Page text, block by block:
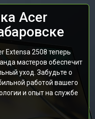
Acer
Extensa 2508 теперь
мастеров обеспечит
уход. Забудьте о
работой вашего
и опыт на службе